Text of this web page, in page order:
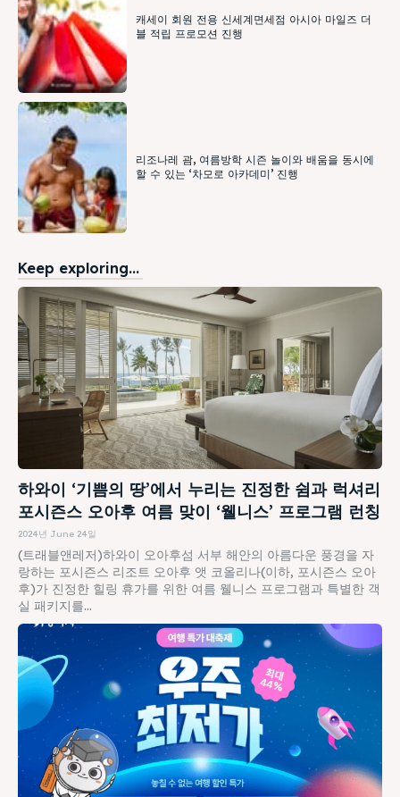
캐세이 회원 전용 신세계면세점 아시아 마일즈 더
블 적립 프로모션 진행
리조나레 괌, 여름방학 시즌 놀이와 배움을 동시에
할 수 있는 ‘차모로 아카데미’ 진행
Keep exploring...
하와이 ‘기쁨의 땅’에서 누리는 진정한 쉼과 럭셔리
포시즌스 오아후 여름 맞이 ‘웰니스’ 프로그램 런칭
2024년 June 24일
(트래블앤레저)하와이 오아후섬 서부 해안의 아름다운 풍경을 자
랑하는 포시즌스 리조트 오아후 앳 코올리나(이하, 포시즌스 오아
후)가 진정한 힐링 휴가를 위한 여름 웰니스 프로그램과 특별한 객
실 패키지를...